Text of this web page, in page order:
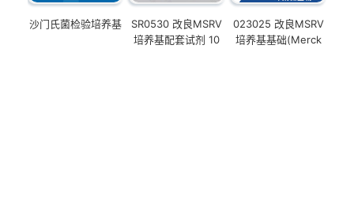
沙门氏菌检验培养基
SR0530 改良MSRV
培养基配套试剂 10
023025 改良MSRV
培养基基础(Merck